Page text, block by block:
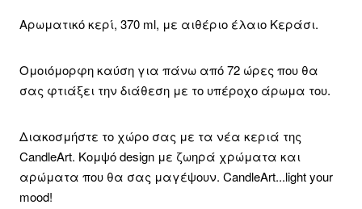
Αρωματικό κερί, 370 ml, με αιθέριο έλαιο Κεράσι.
Ομοιόμορφη καύση για πάνω από 72 ώρες που θα
σας φτιάξει την διάθεση με το υπέροχο άρωμα του.
Διακοσμήστε το χώρο σας με τα νέα κεριά της
CandleArt. Κομψό design με ζωηρά χρώματα και
αρώματα που θα σας μαγέψουν. CandleArt...light your
mood!